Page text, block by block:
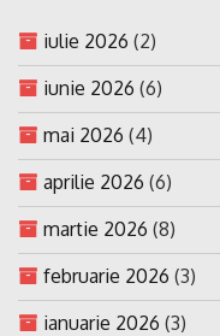
iulie 2026 (2)
iunie 2026 (6)
mai 2026 (4)
aprilie 2026 (6)
martie 2026 (8)
februarie 2026 (3)
ianuarie 2026 (3)